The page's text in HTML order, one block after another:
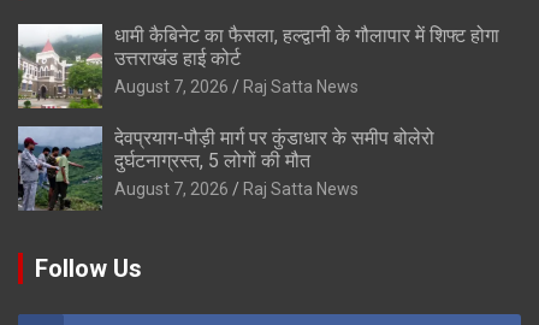
धामी कैबिनेट का फैसला, हल्द्वानी के गौलापार में शिफ्ट होगा
उत्तराखंड हाई कोर्ट
August 7, 2026 Raj Satta News
देवप्रयाग-पौड़ी मार्ग पर कुंडाधार के समीप बोलेरो
दुर्घटनाग्रस्त, 5 लोगों की मौत
August 7, 2026 Raj Satta News
Follow Us